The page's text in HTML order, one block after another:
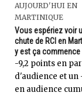
AUJOURD'HUI EN
MARTINIQUE
Vous espériez voir
chute de RCI en
y est ça commence
-9,2 points en
d'audience et un
en audience